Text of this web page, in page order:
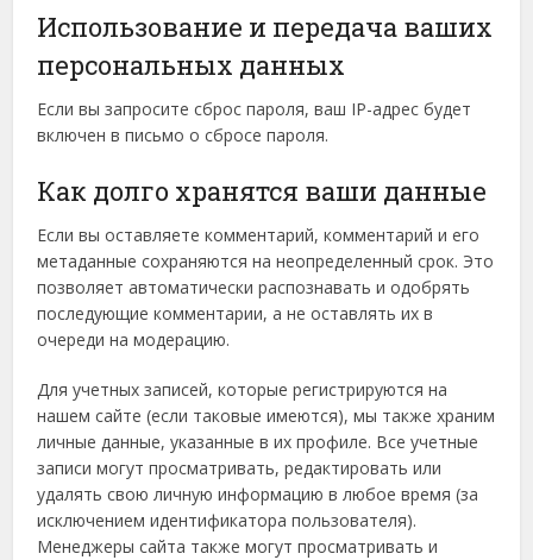
Использование и передача ваших
персональных данных
Если вы запросите сброс пароля, ваш IP-адрес будет
включен в письмо о сбросе пароля.
Как долго хранятся ваши данные
Если вы оставляете комментарий, комментарий и его
метаданные сохраняются на неопределенный срок. Это
позволяет автоматически распознавать и одобрять
последующие комментарии, а не оставлять их в
очереди на модерацию.
Для учетных записей, которые регистрируются на
нашем сайте (если таковые имеются), мы также храним
личные данные, указанные в их профиле. Все учетные
записи могут просматривать, редактировать или
удалять свою личную информацию в любое время (за
исключением идентификатора пользователя).
Менеджеры сайта также могут просматривать и